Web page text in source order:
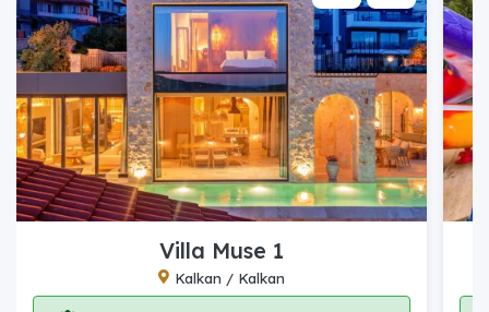
Eigenschaften der Villa
Villen In Der Natur
Muhafazakar Villalar
Flitterwochenvillen
Konservative Flitterwochenvillen
Wirtschaftsvillen
Luxusvillen
Villen Mit Innenpool
Villen Mit Kinderbecken
Villa Muse 1
Kalkan / Kalkan